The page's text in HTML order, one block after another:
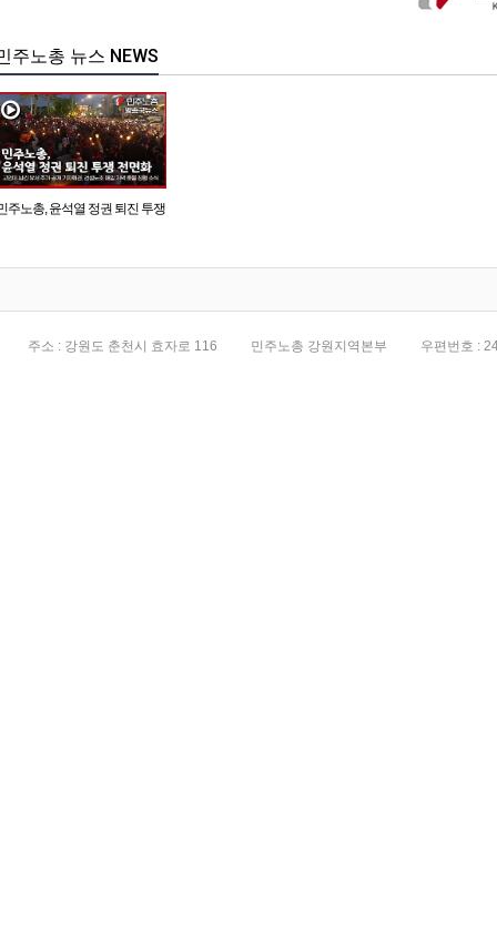
주노총 뉴스 NEWS
주노총, 윤석열 정권 퇴진 투쟁
주소 : 강원도 춘천시 효자로 116 민주노총 강원지역본부 우편번호 :